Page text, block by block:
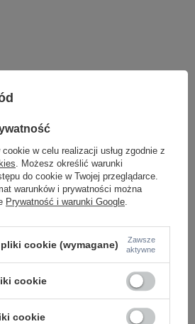
WEWNĘTRZNE
NAD LUSTRO
ŻYRANDOLE
LAMPKI NOCNE
KRYSZTAŁOWE
WISZĄCE CZARNE
OKRĄGŁE
w celu realizacji usług zgodnie z
. Możesz określić warunki
do cookie w Twojej przeglądarce.
warunków i prywatności można
Prywatność i warunki Google.
cookie (wymagane)
Zawsze
aktywne
cookie
cookie